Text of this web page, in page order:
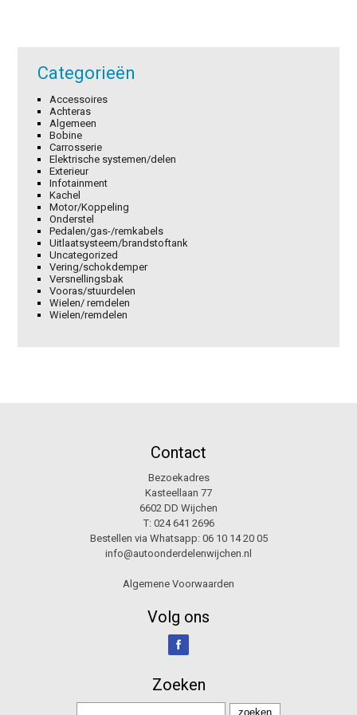
Categorieën
Accessoires
Achteras
Algemeen
Bobine
Carrosserie
Elektrische systemen/delen
Exterieur
Infotainment
Kachel
Motor/Koppeling
Onderstel
Pedalen/gas-/remkabels
Uitlaatsysteem/brandstoftank
Uncategorized
Vering/schokdemper
Versnellingsbak
Vooras/stuurdelen
Wielen/ remdelen
Wielen/remdelen
Contact
Bezoekadres
Kasteellaan 77
6602 DD Wijchen
T: 024 641 2696
Bestellen via Whatsapp: 06 10 14 20 05
info@autoonderdelenwijchen.nl
Algemene Voorwaarden
Volg ons
Zoeken